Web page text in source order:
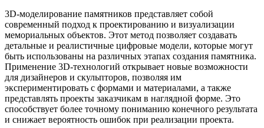
3D-моделирование памятников представляет собой
современный подход к проектированию и визуализации
мемориальных объектов. Этот метод позволяет создавать
детальные и реалистичные цифровые модели, которые могут
быть использованы на различных этапах создания памятника.
Применение 3D-технологий открывает новые возможности
для дизайнеров и скульпторов, позволяя им
экспериментировать с формами и материалами, а также
представлять проекты заказчикам в наглядной форме. Это
способствует более точному пониманию конечного результата
и снижает вероятность ошибок при реализации проекта.